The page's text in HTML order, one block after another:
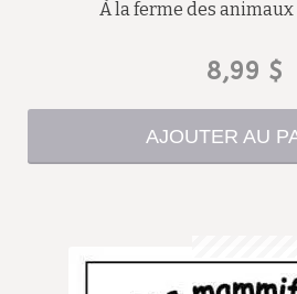
À la ferme des animaux
8,99 $
AJOUTER AU